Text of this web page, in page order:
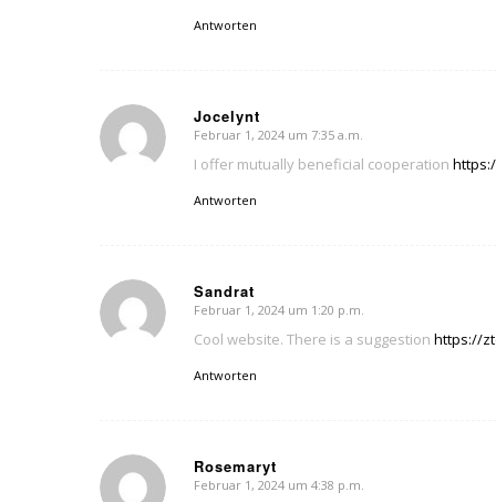
Antworten
Jocelynt
sagte:
Februar 1, 2024 um 7:35 a.m.
I offer mutually beneficial cooperation
Antworten
Sandrat
sagte:
Februar 1, 2024 um 1:20 p.m.
Cool website. There is a suggestion https://
Antworten
Rosemaryt
sagte:
Februar 1, 2024 um 4:38 p.m.